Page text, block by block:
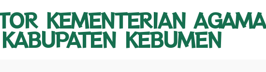
KEMENTERIAN AGAMA
KABUPATEN KEBUMEN